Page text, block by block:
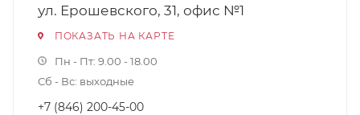
ул. Ерошевского, 31, офис №1
ПОКАЗАТЬ НА КАРТЕ
Пн - Пт: 9.00 - 18.00
Сб - Вс: выходные
+7 (846) 200-45-00